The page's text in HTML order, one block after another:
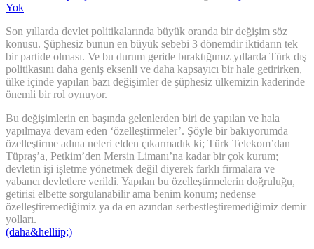
Yok
Son yıllarda devlet politikalarında büyük oranda bir değişim söz
konusu. Şüphesiz bunun en büyük sebebi 3 dönemdir iktidarın tek
bir partide olması. Ve bu durum geride bıraktığımız yıllarda Türk dış
politikasını daha geniş eksenli ve daha kapsayıcı bir hale getirirken,
ülke içinde yapılan bazı değişimler de şüphesiz ülkemizin kaderinde
önemli bir rol oynuyor.
Bu değişimlerin en başında gelenlerden biri de yapılan ve hala
yapılmaya devam eden ‘özelleştirmeler’. Şöyle bir bakıyorumda
özelleştirme adına neleri elden çıkarmadık ki; Türk Telekom’dan
Tüpraş’a, Petkim’den Mersin Limanı’na kadar bir çok kurum;
devletin işi işletme yönetmek değil diyerek farklı firmalara ve
yabancı devletlere verildi. Yapılan bu özelleştirmelerin doğruluğu,
getirisi elbette sorgulanabilir ama benim konum; nedense
özelleştiremediğimiz ya da en azından serbestleştiremediğimiz demir
yolları.
(daha&helliip;)